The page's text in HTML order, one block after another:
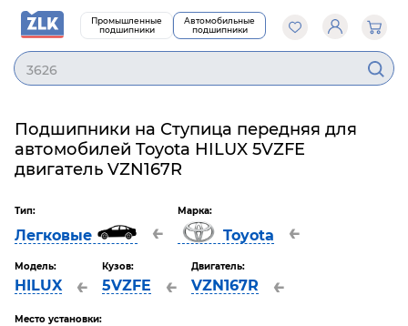
Промышленные
подшипники
Автомобильные
подшипники
3626
Подшипники на Ступица передняя для
автомобилей Toyota HILUX 5VZFE
двигатель VZN167R
Тип:
Легковые ←
Марка:
Toyota ←
Модель:
HILUX ←
Кузов:
5VZFE ←
Двигатель:
VZN167R ←
Место установки: